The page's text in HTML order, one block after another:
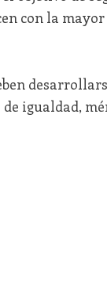
con la mayor
igualdad,